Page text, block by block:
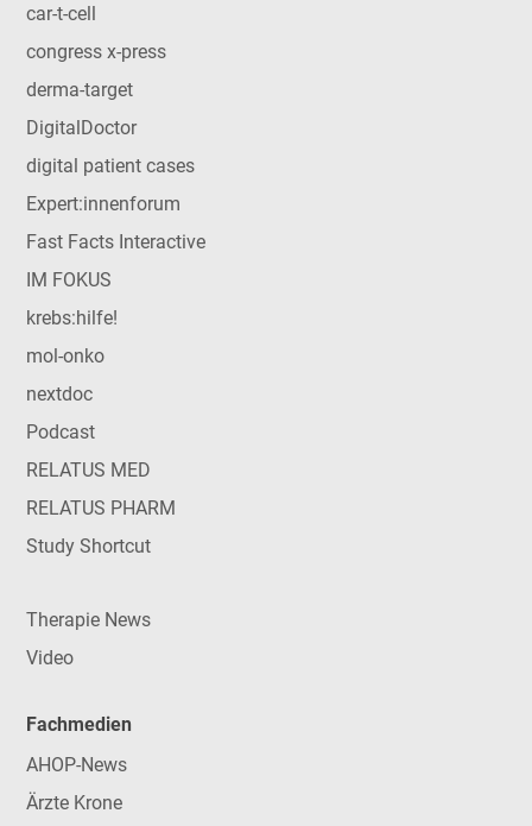
car-t-cell
congress x-press
derma-target
DigitalDoctor
digital patient cases
Expert:innenforum
Fast Facts Interactive
IM FOKUS
krebs:hilfe!
mol-onko
nextdoc
Podcast
RELATUS MED
RELATUS PHARM
Study Shortcut
Therapie News
Video
Fachmedien
AHOP-News
Ärzte Krone